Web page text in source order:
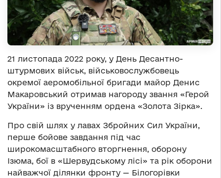
21 листопада 2022 року, у День Десантно-
штурмових військ, військовослужбовець
окремої аеромобільної бригади майор Денис
Макаровський отримав нагороду звання «Герой
України» із врученням ордена «Золота Зірка».
Про свій шлях у лавах Збройних Сил України,
перше бойове завдання під час
широкомасштабного вторгнення, оборону
Ізюма, бої в «Шервудському лісі» та рік оборони
найважчої ділянки фронту — Білогорівки